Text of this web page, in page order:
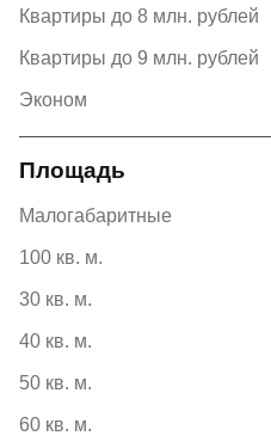
Квартиры до 8 млн. рублей
Квартиры до 9 млн. рублей
Эконом
Площадь
Малогабаритные
100 кв. м.
30 кв. м.
40 кв. м.
50 кв. м.
60 кв. м.